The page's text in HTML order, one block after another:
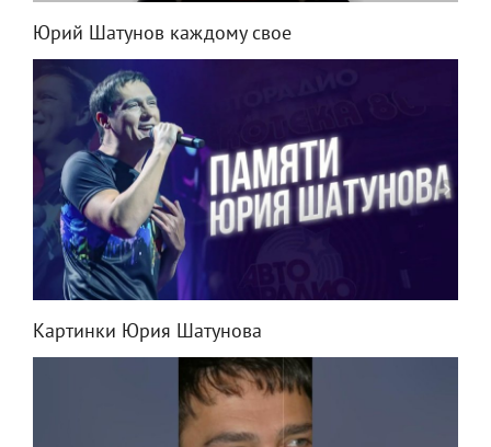
Юрий Шатунов каждому свое
Картинки Юрия Шатунова